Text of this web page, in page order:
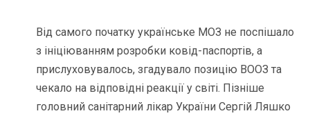
Від самого початку українське МОЗ не поспішало
з ініціюванням розробки ковід-паспортів, а
прислуховувалось, згадувало позицію ВООЗ та
чекало на відповідні реакції у світі. Пізніше
головний санітарний лікар України Сергій Ляшко